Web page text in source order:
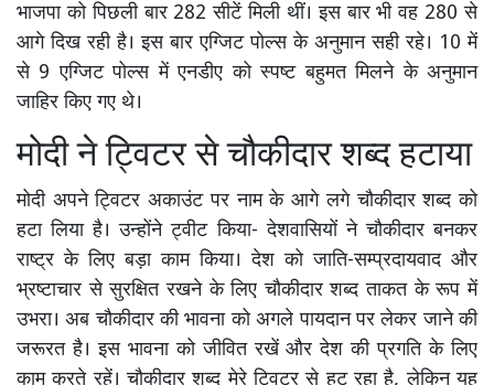
भाजपा को पिछली बार 282 सीटें मिली थीं। इस बार भी वह 280 से
आगे दिख रही है। इस बार एग्जिट पोल्स के अनुमान सही रहे। 10 में
से 9 एग्जिट पोल्स में एनडीए को स्पष्ट बहुमत मिलने के अनुमान
जाहिर किए गए थे।
मोदी ने ट्विटर से चौकीदार शब्द हटाया
मोदी अपने ट्विटर अकाउंट पर नाम के आगे लगे चौकीदार शब्द को
हटा लिया है। उन्होंने ट्वीट किया- देशवासियों ने चौकीदार बनकर
राष्ट्र के लिए बड़ा काम किया। देश को जाति-सम्प्रदायवाद और
भ्रष्टाचार से सुरक्षित रखने के लिए चौकीदार शब्द ताकत के रूप में
उभरा। अब चौकीदार की भावना को अगले पायदान पर लेकर जाने की
जरूरत है। इस भावना को जीवित रखें और देश की प्रगति के लिए